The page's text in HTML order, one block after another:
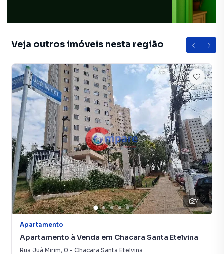
Veja outros imóveis nesta região
7
Apartamento
Apartamento à Venda em Chacara Santa Etelvina
Rua Juá Mirim, 0 - Chacara Santa Etelvina